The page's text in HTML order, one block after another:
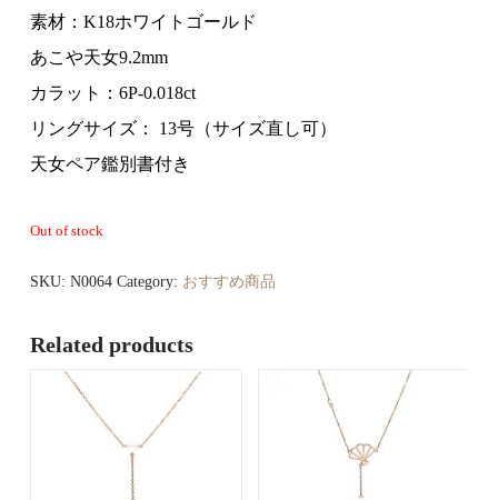
素材：K18ホワイトゴールド
あこや天女9.2mm
カラット：6P-0.018ct
リングサイズ： 13号（サイズ直し可）
天女ペア鑑別書付き
Out of stock
SKU:N0064 Category: おすすめ商品
Related products